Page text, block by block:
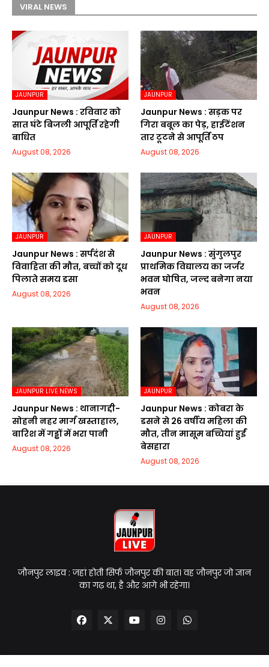
VIRAL NEWS
JAUNPUR
Jaunpur News : रविवार को
सात घंटे बिजली आपूर्ति रहेगी
बाधित
August 08, 2026
JAUNPUR
Jaunpur News : सड़क पर
गिरा बबूल का पेड़, हाईटेंशन
तार टूटने से आपूर्ति ठप
August 08, 2026
JAUNPUR
Jaunpur News : सर्पदंश से
विवाहिता की मौत, बच्चों को दूध
पिलाते समय डसा
August 08, 2026
JAUNPUR
Jaunpur News : सुंगुलपुर
प्राथमिक विद्यालय का जर्जर
भवन घोषित, जल्द बनेगा नया
भवन
August 08, 2026
JAUNPUR LIVE NEWS
Jaunpur News : थानागद्दी-
सोहनी नहर मार्ग खस्ताहाल,
बारिश में गड्ढों में भरा पानी
August 08, 2026
JAUNPUR
Jaunpur News : कोबरा के
डसने से 26 वर्षीय महिला की
मौत, तीन मासूम बच्चियां हुईं
बेसहारा
August 08, 2026
जौनपुर लाइव : जहां होती सिर्फ जौनपुर की बात। वह जौनपुर जो ज्ञान
का गढ़ था, है और आगे भी रहेगा।